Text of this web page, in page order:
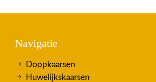
Navigatie
Doopkaarsen
Huwelijkskaarsen